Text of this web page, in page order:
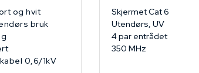
og hvit
bruk
0,6/1kV
Skjermet Cat 6
Utendørs, UV
4 par entrådet
350 MHz